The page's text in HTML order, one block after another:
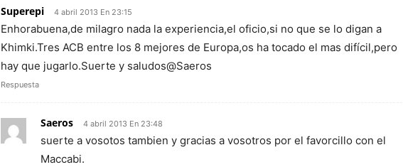
Superepi 4 abril 2013 En 23:15
Enhorabuena,de milagro nada la experiencia,el oficio,si no que se lo digan a
Khimki.Tres ACB entre los 8 mejores de Europa,os ha tocado el mas difícil,pero
hay que jugarlo.Suerte y saludos@Saeros
Respuesta
Saeros 4 abril 2013 En 23:48
suerte a vosotos tambien y gracias a vosotros por el favorcillo con el
Maccabi.